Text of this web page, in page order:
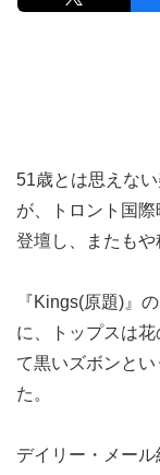
51歳とは思えな
が、トロント国
登壇し、またもや
『Kings(原題)』
に、トップスは
て黒いズボンと
た。
デイリー・メー